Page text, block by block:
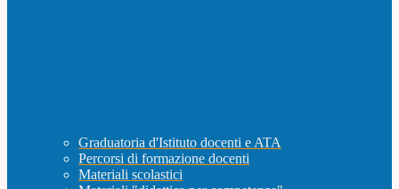
Graduatoria d'Istituto docenti e ATA
Percorsi di formazione docenti
Materiali scolastici